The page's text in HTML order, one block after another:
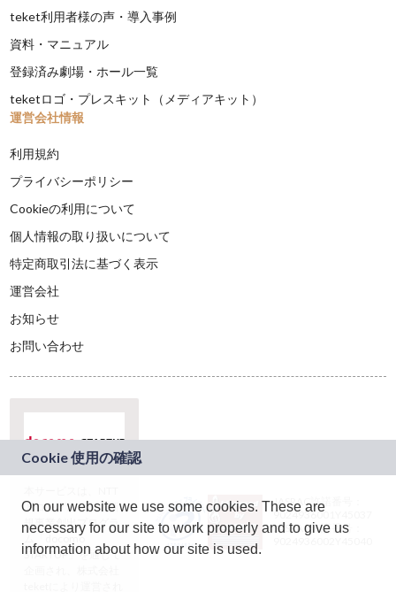
teket利用者様の声・導入事例
資料・マニュアル
登録済み劇場・ホール一覧
teketロゴ・プレスキット（メディアキット）
運営会社情報
利用規約
プライバシーポリシー
Cookieの利用について
個人情報の取り扱いについて
特定商取引法に基づく表示
運営会社
お知らせ
お問い合わせ
ドコモグループの新
規事業創出プログラ
ム「docomo
STARTUP」を通じて
JASRAC許諾番号：
9024936001Y45037
JASRAC許諾番号：
On our website we use some cookies. These are
necessary for our site to work properly and to give us
information about how our site is used.